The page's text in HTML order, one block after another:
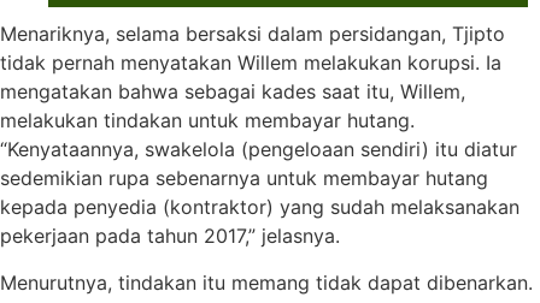
Menariknya, selama bersaksi dalam persidangan, Tjipto
tidak pernah menyatakan Willem melakukan korupsi. Ia
mengatakan bahwa sebagai kades saat itu, Willem,
melakukan tindakan untuk membayar hutang.
“Kenyataannya, swakelola (pengeloaan sendiri) itu diatur
sedemikian rupa sebenarnya untuk membayar hutang
kepada penyedia (kontraktor) yang sudah melaksanakan
pekerjaan pada tahun 2017,” jelasnya.
Menurutnya, tindakan itu memang tidak dapat dibenarkan.